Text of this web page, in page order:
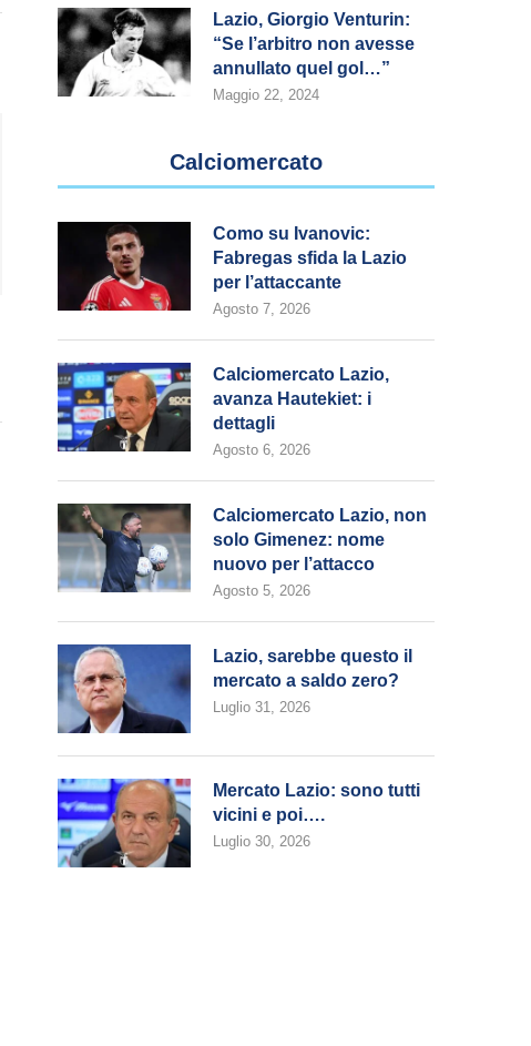
Lazio, Giorgio Venturin:
“Se l’arbitro non avesse
annullato quel gol…”
Maggio 22, 2024
Calciomercato
Como su Ivanovic:
Fabregas sfida la Lazio
per l’attaccante
Agosto 7, 2026
Calciomercato Lazio,
avanza Hautekiet: i
dettagli
Agosto 6, 2026
Calciomercato Lazio, non
solo Gimenez: nome
nuovo per l’attacco
Agosto 5, 2026
Lazio, sarebbe questo il
mercato a saldo zero?
Luglio 31, 2026
Mercato Lazio: sono tutti
vicini e poi….
Luglio 30, 2026